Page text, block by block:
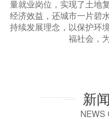
量就业岗位，实现了土地
经济效益，还城市一片碧
持续发展理念，以保护环
福社会，
新
NEWS